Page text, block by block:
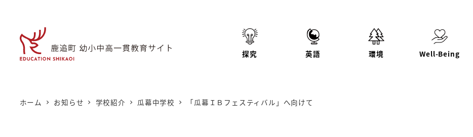
探究 英語 環境 Well-Being
ホーム お知らせ 学校紹介 瓜幕中学校 「瓜幕ＩＢフェスティバル」へ向けて